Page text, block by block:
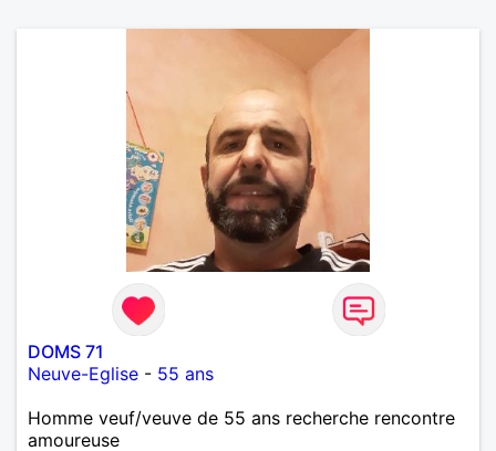
DOMS 71
Neuve-Eglise - 55 ans
Homme veuf/veuve de 55 ans recherche rencontre
amoureuse